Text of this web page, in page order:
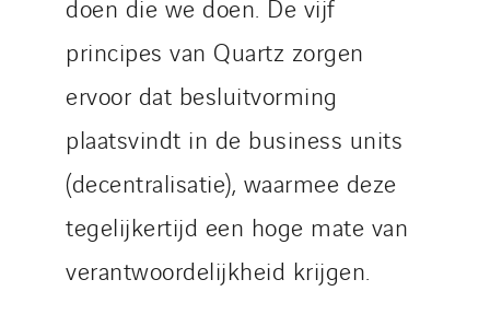
doen die we doen. De vijf
principes van Quartz zorgen
ervoor dat besluitvorming
plaatsvindt in de business units
(decentralisatie), waarmee deze
tegelijkertijd een hoge mate van
verantwoordelijkheid krijgen.